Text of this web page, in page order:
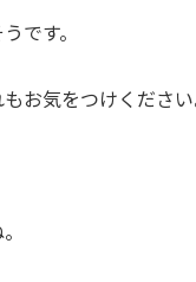
です。
お気をつけください